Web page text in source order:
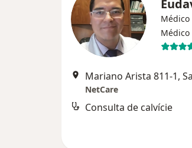
Médico
Mariano Arista 811-1,
NetCare
Consulta de calvície